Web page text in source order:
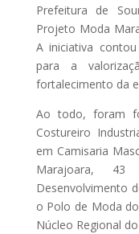
Prefeitura de
Projeto Moda
A iniciativa
para a
fortalecimento da
Ao todo, foram
Costureiro
em Camisaria
Marajoara,
Desenvolvimento
o Polo de Moda
Núcleo Regional